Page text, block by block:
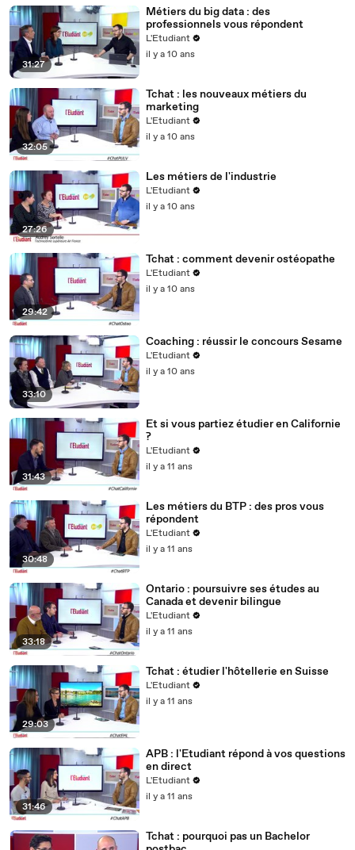
31:27
Métiers du big data : des
professionnels vous répondent
L'Etudiant
il y a 10 ans
32:05
Tchat : les nouveaux métiers du
marketing
L'Etudiant
il y a 10 ans
27:26
Les métiers de l'industrie
L'Etudiant
il y a 10 ans
29:42
Tchat : comment devenir ostéopathe
L'Etudiant
il y a 10 ans
33:10
Coaching : réussir le concours Sesame
L'Etudiant
il y a 10 ans
31:43
Et si vous partiez étudier en Californie
?
L'Etudiant
il y a 11 ans
30:48
Les métiers du BTP : des pros vous
répondent
L'Etudiant
il y a 11 ans
33:18
Ontario : poursuivre ses études au
Canada et devenir bilingue
L'Etudiant
il y a 11 ans
29:03
Tchat : étudier l'hôtellerie en Suisse
L'Etudiant
il y a 11 ans
31:46
APB : l'Etudiant répond à vos questions
en direct
L'Etudiant
il y a 11 ans
Tchat : pourquoi pas un Bachelor